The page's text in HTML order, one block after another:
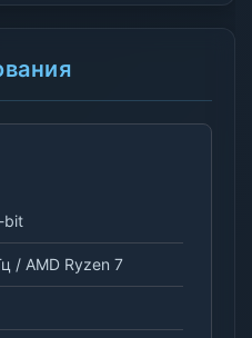
bit
/ AMD Ryzen 7